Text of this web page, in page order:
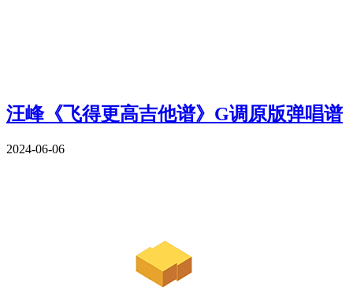
汪峰《飞得更高吉他谱》G调原版弹唱谱
2024-06-06